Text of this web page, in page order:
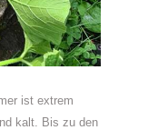
ist extrem
kalt. Bis zu den